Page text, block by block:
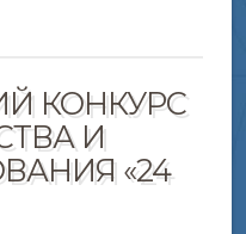
КОНКУРС
И
«24